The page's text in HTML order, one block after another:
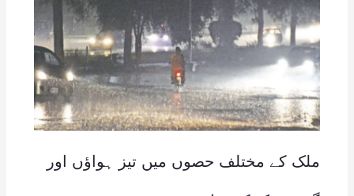
ملک کے مختلف حصوں میں تیز ہواؤں اور